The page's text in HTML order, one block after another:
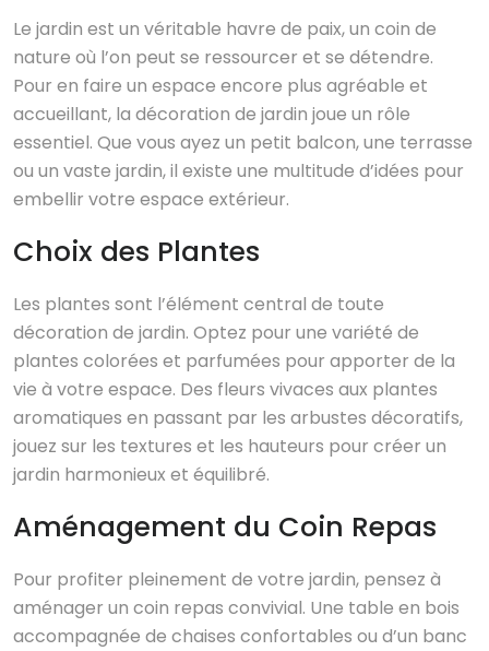
Le jardin est un véritable havre de paix, un coin de
nature où l’on peut se ressourcer et se détendre.
Pour en faire un espace encore plus agréable et
accueillant, la décoration de jardin joue un rôle
essentiel. Que vous ayez un petit balcon, une terrasse
ou un vaste jardin, il existe une multitude d’idées pour
embellir votre espace extérieur.
Choix des Plantes
Les plantes sont l’élément central de toute
décoration de jardin. Optez pour une variété de
plantes colorées et parfumées pour apporter de la
vie à votre espace. Des fleurs vivaces aux plantes
aromatiques en passant par les arbustes décoratifs,
jouez sur les textures et les hauteurs pour créer un
jardin harmonieux et équilibré.
Aménagement du Coin Repas
Pour profiter pleinement de votre jardin, pensez à
aménager un coin repas convivial. Une table en bois
accompagnée de chaises confortables ou d’un banc